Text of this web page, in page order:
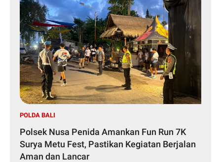
POLDA BALI
Polsek Nusa Penida Amankan Fun Run 7K
Surya Metu Fest, Pastikan Kegiatan Berjalan
Aman dan Lancar